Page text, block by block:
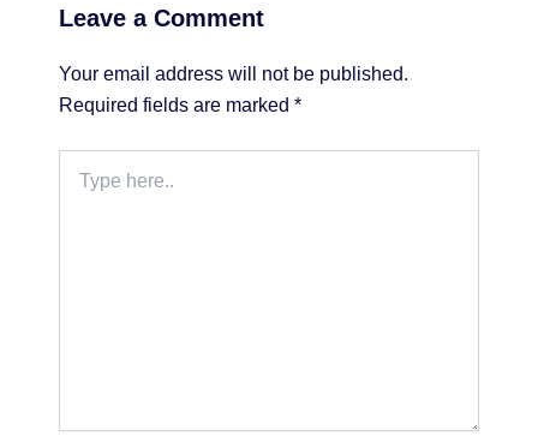
Leave a Comment
Your email address will not be published.
Required fields are marked *
here..